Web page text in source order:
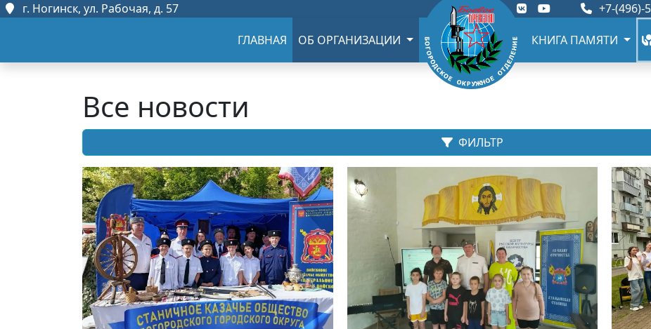
г. Ногинск, ул. Рабочая, д. 57 +7-(496)-
ГЛАВНАЯ ОБ ОРГАНИЗАЦИИ КНИГА ПАМЯТИ
Все новости
ФИЛЬТР